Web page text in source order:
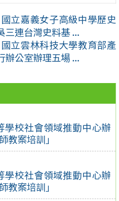
學校社會領域推動中心辦
教案培訓」
學校社會領域推動中心辦
教案培訓」
國立嘉義女子高級中學歷史
三連台灣史料基 ...
國立雲林科技大學教育部產
辦公室辦理五場 ...